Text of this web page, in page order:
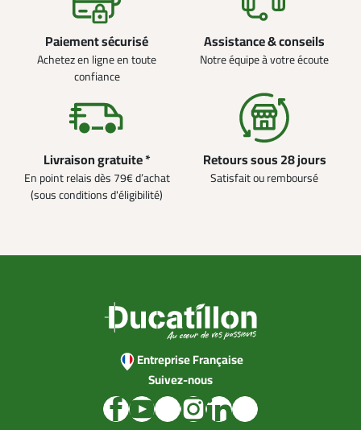
Paiement sécurisé
Achetez en ligne en toute
confiance
Assistance & conseils
Notre équipe à votre écoute
Livraison gratuite *
En point relais dès 79€ d’achat
(sous conditions d'éligibilité)
Retours sous 28 jours
Satisfait ou remboursé
Entreprise Française
Suivez-nous